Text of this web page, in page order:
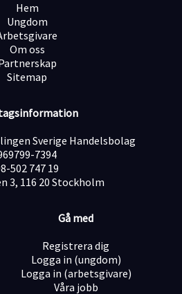
och skrift. Ytterligare språk är
i belastningsregistret
hög integritet
uppsatta mål
möjligt. Vi tar inte emot
tar vi utdrag ur
gör en kreditupplysning.
Märk
Hem
Ungdom
Om oss
Sitemap
Sverige Handelsbolag
7394
502 747 19
3, 116 20 Stockholm
Gå med
Registrera dig
Logga in (ungdom)
Logga in (arbetsgivare)
Våra jobb